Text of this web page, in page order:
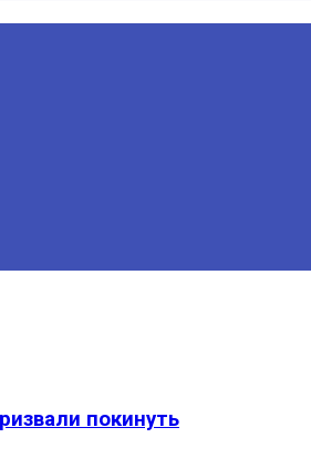
покинуть